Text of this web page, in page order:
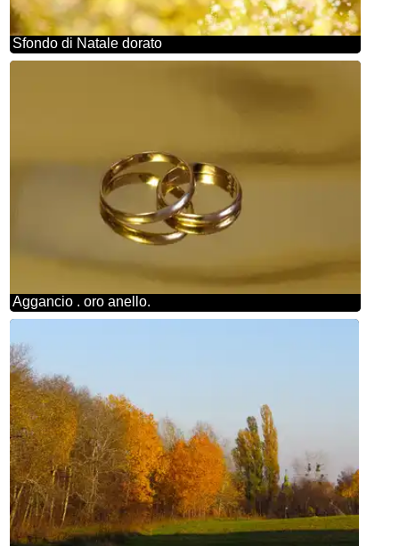
Sfondo di Natale dorato
Aggancio . oro anello.